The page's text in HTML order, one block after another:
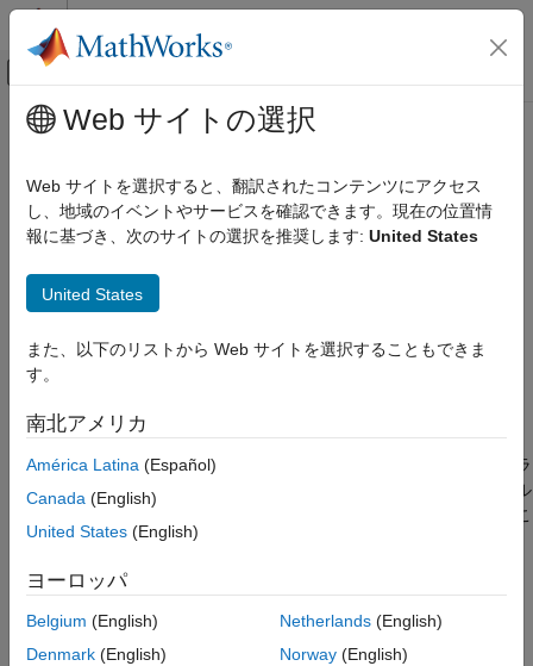
コンテンツへスキップ
オフキャンバス ナビゲーション メ
ドキュメンテーションのホーム
MATLAB Parallel Server
MATLAB Parallel Server のトラブルシューティ
MATLAB ジョブ スケジューラ クラスターに
項目一覧
問題
考えられる解決策
メインコンテンツ
MATLAB
ジョブ スケジューラ クラ
スターにおける通信の問題の解決
問題
機能的なクラスターのセットアップを維持するために、
MATLAB®ジョブ スケジューラのジョブ マネージャーは
MATLAB ワーカー ノードが公開しているホスト名を解決する必
要があります。同様に、すべての MATLAB ワーカーおよびクラ
を解決しなければなりません。
ワーカーがジョブ マネージャーに接続できない場合、またはクラ
イアント セッションがそのスケジューラを使用するプロファイル
を検証できない場合、クラスター ノード間に通信の問題があるこ
とを示しています。
考えられる解決策
コマンド ライン インターフェイスを使用した調査
Web サイトの選択
Web サイトを選択すると、翻訳されたコンテンツにアクセス
し、地域のイベントやサービスを確認できます。現在の位置情
報に基づき、次のサイトの選択を推奨します: United States
United States
また、以下のリストから Web サイトを選択することもできま
す。
南北アメリカ
América Latina (Español)
Canada (English)
United States (English)
ヨーロッパ
Belgium (English)
Denmark (English)
Netherlands(English)
Norway(English)